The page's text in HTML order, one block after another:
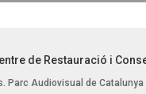
de Restauració i
Parc Audiovisual de Catalunya